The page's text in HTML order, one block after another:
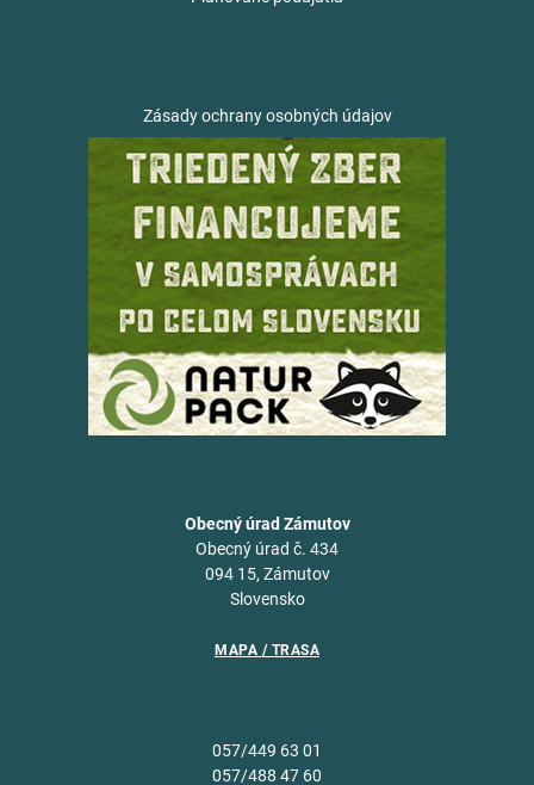
Zásady ochrany osobných údajov
Obecný úrad Zámutov
Obecný úrad č. 434
094 15, Zámutov
Slovensko
MAPA / TRASA
057/449 63 01
057/488 47 60